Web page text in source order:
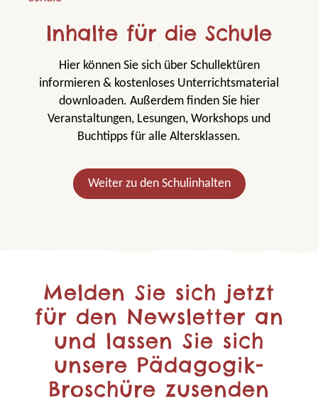
Inhalte für die Schule
Hier können Sie sich über Schullektüren
informieren & kostenloses Unterrichtsmaterial
downloaden. Außerdem finden Sie hier
Veranstaltungen, Lesungen, Workshops und
Buchtipps für alle Altersklassen.
Weiter zu den Schulinhalten
Melden Sie sich jetzt
für den Newsletter an
und lassen Sie sich
unsere Pädagogik-
Broschüre zusenden